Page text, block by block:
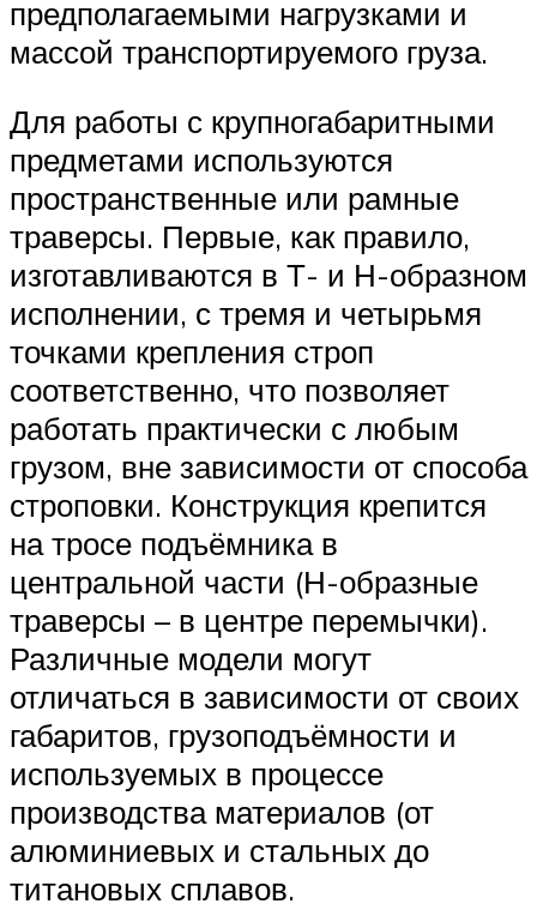
предполагаемыми нагрузками и
массой транспортируемого груза.
Для работы с крупногабаритными
предметами используются
пространственные или рамные
траверсы. Первые, как правило,
изготавливаются в Т- и Н-образном
исполнении, с тремя и четырьмя
точками крепления строп
соответственно, что позволяет
работать практически с любым
грузом, вне зависимости от способа
строповки. Конструкция крепится
на тросе подъёмника в
центральной части (Н-образные
траверсы – в центре перемычки).
Различные модели могут
отличаться в зависимости от своих
габаритов, грузоподъёмности и
используемых в процессе
производства материалов (от
алюминиевых и стальных до
титановых сплавов.